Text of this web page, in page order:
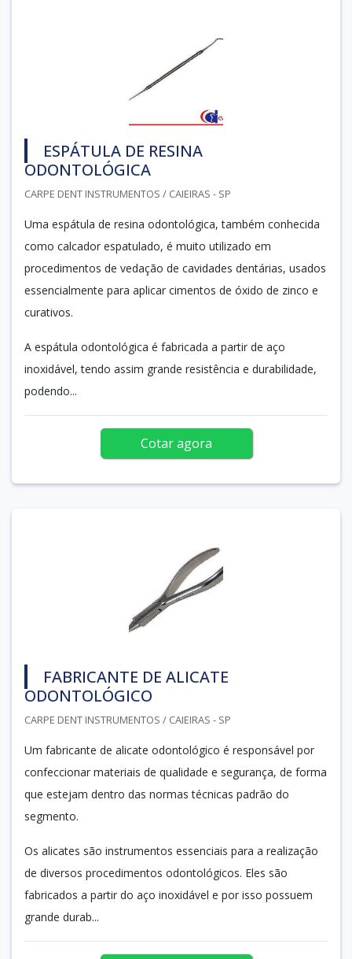
ESPÁTULA DE RESINA
ODONTOLÓGICA
CARPE DENT INSTRUMENTOS / CAIEIRAS - SP
Uma espátula de resina odontológica, também conhecida
como calcador espatulado, é muito utilizado em
procedimentos de vedação de cavidades dentárias, usados
essencialmente para aplicar cimentos de óxido de zinco e
curativos.
A espátula odontológica é fabricada a partir de aço
inoxidável, tendo assim grande resistência e durabilidade,
podendo...
Cotar agora
FABRICANTE DE ALICATE
ODONTOLÓGICO
CARPE DENT INSTRUMENTOS / CAIEIRAS - SP
Um fabricante de alicate odontológico é responsável por
confeccionar materiais de qualidade e segurança, de forma
que estejam dentro das normas técnicas padrão do
segmento.
Os alicates são instrumentos essenciais para a realização
de diversos procedimentos odontológicos. Eles são
fabricados a partir do aço inoxidável e por isso possuem
grande durab...